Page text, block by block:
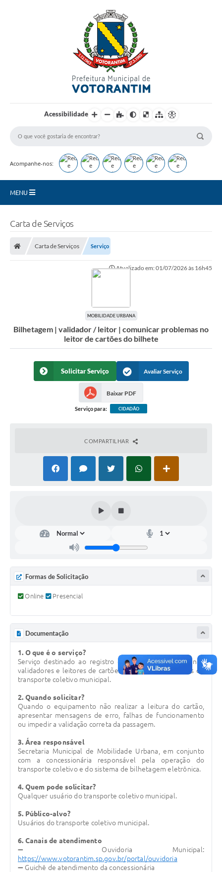
Acessibilidade
Acompanhe-nos:
MENU
Perguntas e Respostas Frequentes
Selo Verde
Compra Direta
Empreendedor
Pesquisa Dificuldades no Licenciamento de Empresas
Plano Municipal de Saneamento Básico
Manual para arquivo de remessa – NFSe
Lei de Acesso à Informação
Galeria de Vídeos
Legislação
IPTU Selo Verde
Notícias
Contato
Carta de Serviços
Carta de Serviços Serviço
Atualizado em: 01/07/2026 às 16h45
MOBILIDADE URBANA
Bilhetagem | validador / leitor | comunicar problemas no
leitor de cartões do bilhete
Solicitar Serviço Avaliar Serviço
Baixar PDF
Serviço para: CIDADÃO
COMPARTILHAR
Formas de Solicitação
Online Presencial
Documentação
1. O que é o serviço?
Serviço destinado ao registro de falhas ou defeitos nos
validadores e leitores de cartões utilizados nos veículos do
transporte coletivo municipal.
2. Quando solicitar?
Quando o equipamento não realizar a leitura do cartão,
apresentar mensagens de erro, falhas de funcionamento
ou impedir a validação correta da passagem.
3. Área responsável
Secretaria Municipal de Mobilidade Urbana, em conjunto
com a concessionária responsável pela operação do
transporte coletivo e do sistema de bilhetagem eletrônica.
4. Quem pode solicitar?
Qualquer usuário do transporte coletivo municipal.
5. Público-alvo?
Usuários do transporte coletivo municipal.
6. Canais de atendimento
➖ Ouvidoria Municipal:
https://www.votorantim.sp.gov.br/portal/ouvidoria
➖ Guichê de atendimento da concessionária